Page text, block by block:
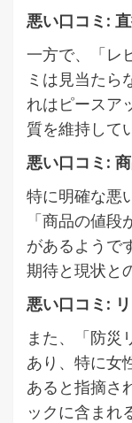
悪い口コミ:
一方で、「レ
ミは見当たら
れはピースア
質を維持して
悪い口コミ:
特に明確な悪
「商品の値
があるようで
期待と現状と
悪い口コミ:
また、「防災
あり、特に女
あると指摘さ
ックに含まれ